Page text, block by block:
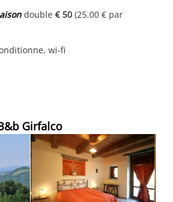
double€ 50 (25.00 € par
wi-fi
Girfalco